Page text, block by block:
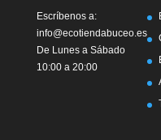
Escríbenos a:
info@ecotiendabuceo.es
De Lunes a Sábado
10:00 a 20:00